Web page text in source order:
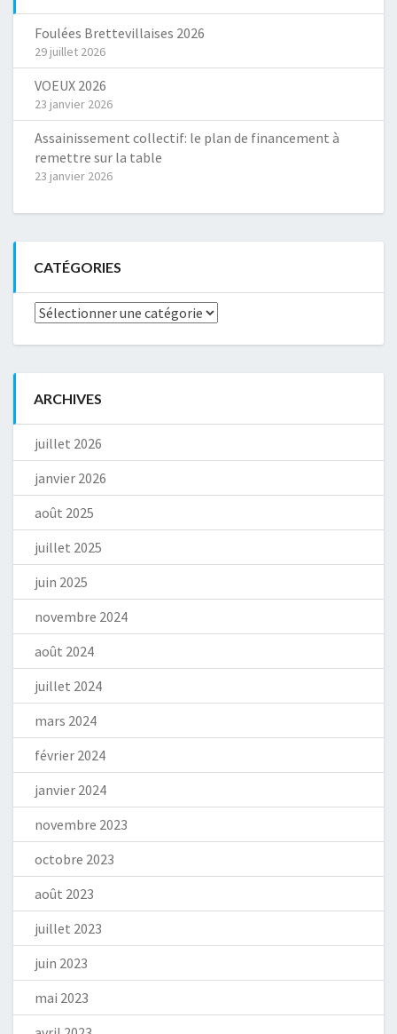
Foulées Brettevillaises 2026
29 juillet 2026
VOEUX 2026
23 janvier 2026
Assainissement collectif: le plan de financement à
remettre sur la table
23 janvier 2026
CATÉGORIES
Catégories
ARCHIVES
juillet 2026
janvier 2026
août 2025
juillet 2025
juin 2025
novembre 2024
août 2024
juillet 2024
mars 2024
février 2024
janvier 2024
novembre 2023
octobre 2023
août 2023
juillet 2023
juin 2023
mai 2023